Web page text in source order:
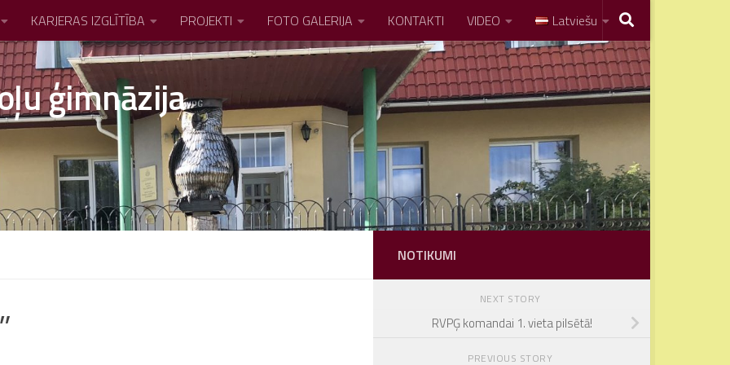
KARJERAS IZGLĪTĪBA PROJEKTI FOTO GALERIJA KONTAKTI VIDEO Latviešu
ģimnāzija
NOTIKUMI
NEXT STORY
RVPĢ komandai 1. vieta pilsētā!
PREVIOUS STORY